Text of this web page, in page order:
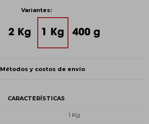
Variantes:
Métodos y costos de envío
CARACTERÍSTICAS
1 Kg